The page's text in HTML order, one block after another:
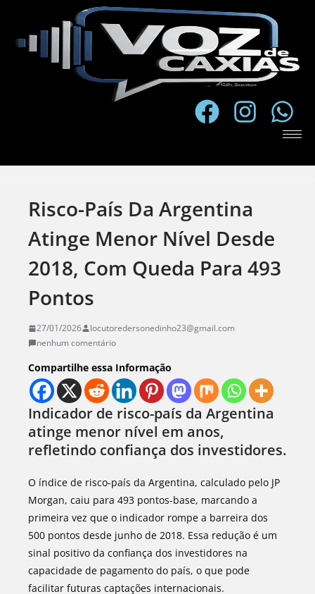
Risco-País Da Argentina
Atinge Menor Nível Desde
2018, Com Queda Para 493
Pontos
27/01/2026
locutoredersonedinho23@gmail.com
nenhum comentário
Compartilhe essa Informação
Indicador de risco-país da Argentina
atinge menor nível em anos,
refletindo confiança dos investidores.
O índice de risco-país da Argentina, calculado pelo JP
Morgan, caiu para 493 pontos-base, marcando a
primeira vez que o indicador rompe a barreira dos
500 pontos desde junho de 2018. Essa redução é um
sinal positivo da confiança dos investidores na
capacidade de pagamento do país, o que pode
facilitar futuras captações internacionais.